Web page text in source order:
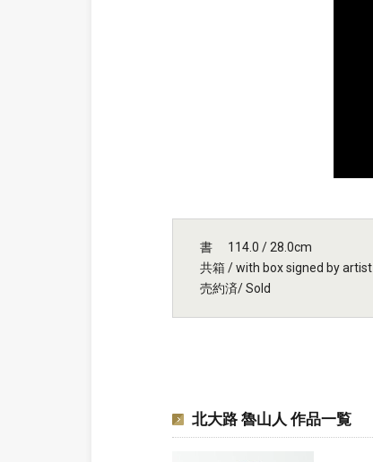
書 114.0 / 28.0cm
共箱 / with box signed by artist
売約済/ Sold
北大路 魯山人 作品一覧